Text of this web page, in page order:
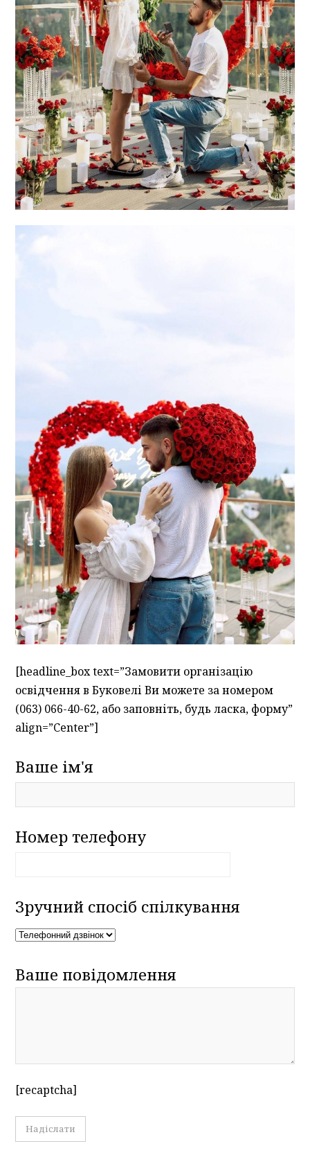
[headline_box text=”Замовити організацію
освідчення в Буковелі Ви можете за номером
(063) 066-40-62, або заповніть, будь ласка, форму”
align=”Center”]
Ваше ім'я
Номер телефону
Зручний спосіб спілкування
Ваше повідомлення
[recaptcha]